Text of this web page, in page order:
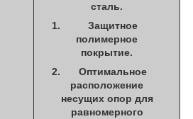
сталь.
Защитное
полимерное
покрытие.
Оптимальное
расположение
несущих опор для
равномерного